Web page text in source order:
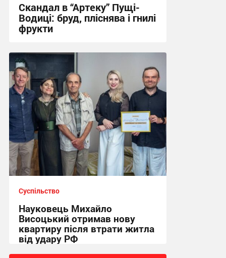
Скандал в “Артеку” Пущі-
Водиці: бруд, пліснява і гнилі
фрукти
19:07 вчора
Суспільство
Науковець Михайло
Висоцький отримав нову
квартиру після втрати житла
від удару РФ